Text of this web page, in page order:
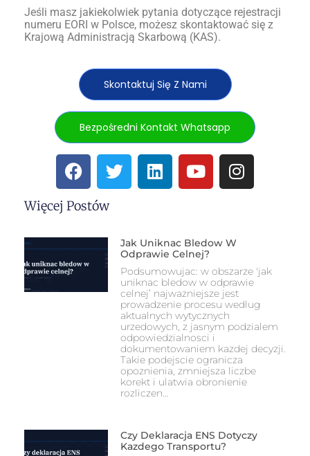
Jeśli masz jakiekolwiek pytania dotyczące rejestracji
numeru EORI w Polsce, możesz skontaktować się z
Krajową Administracją Skarbową (KAS).
Skontaktuj Się Z Nami
Bezpośredni Kontakt Whatsapp
Więcej Postów
Jak Uniknac Bledow W
Odprawie Celnej?
Podsumowujac: w obszarze 'jak
uniknac bledow w odprawie
celnej’ najwazniejsze jest
prowadzenie procesu wedlug
aktualnych wytycznych
urzedowych, z jasnym podzialem
odpowiedzialnosci i
dokumentowaniem kazdej decyzji.
Takie podejscie ogranicza
opoznienia, zmniejsza liczbe
korekt i ulatwia obronienie
rozliczen…
Czy Deklaracja ENS Dotyczy
Kazdego Transportu?